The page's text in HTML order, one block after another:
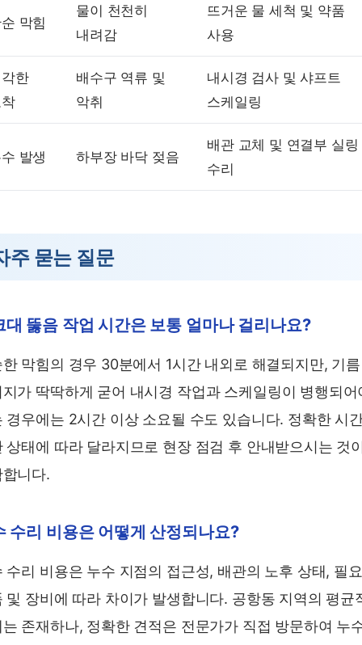
막힘
물이 천천히
내려감
뜨거운 물 세척 및 약품
사용
한
배수구 역류 및
악취
내시경 검사 및 샤프트
스케일링
발생 하부장 바닥 젖음
배관 교체 및 연결부 실링
수리
주 묻는 질문
대 뚫음 작업 시간은 보통 얼마나 걸리나요?
막힘의 경우 30분에서 1시간 내외로 해결되지만, 기름
가 딱딱하게 굳어 내시경 작업과 스케일링이 병행되어
경우에는 2시간 이상 소요될 수도 있습니다. 정확한 시
상태에 따라 달라지므로 현장 점검 후 안내받으시는 것
니다.
수리 비용은 어떻게 산정되나요?
수리 비용은 누수 지점의 접근성, 배관의 노후 상태, 필
및 장비에 따라 차이가 발생합니다. 공항동 지역의 평균
존재하나, 정확한 견적은 전문가가 직접 방문하여 누